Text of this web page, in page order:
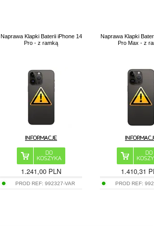
Naprawa Klapki Baterii iPhone 14
Pro - z ramką
1.241,00 PLN
PROD REF: 992327-VAR
Naprawa Klapki
Pro Max - z
1.410,31
PROD REF: